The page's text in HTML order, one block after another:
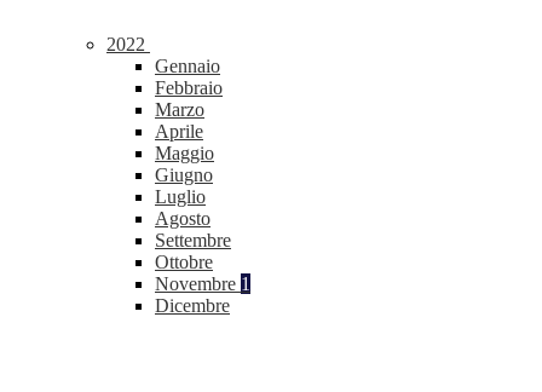
2022
Gennaio
Febbraio
Marzo
Aprile
Maggio
Giugno
Luglio
Agosto
Settembre
Ottobre
Novembre 1
Dicembre